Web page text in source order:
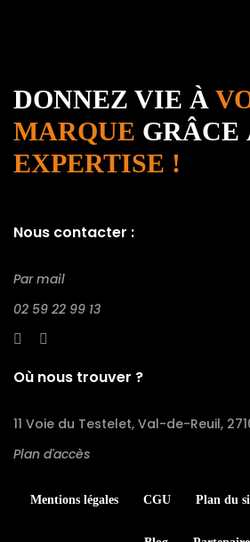
DONNEZ VIE À
MARQUE GRÂCE
EXPERTISE !
Nous contacter :
Par mail
02 59 22 99 13
Où nous trouver ?
11 Voie du Testelet, Val-de-Reuil,
Plan d'accès
Mentions légales CGU Plan du